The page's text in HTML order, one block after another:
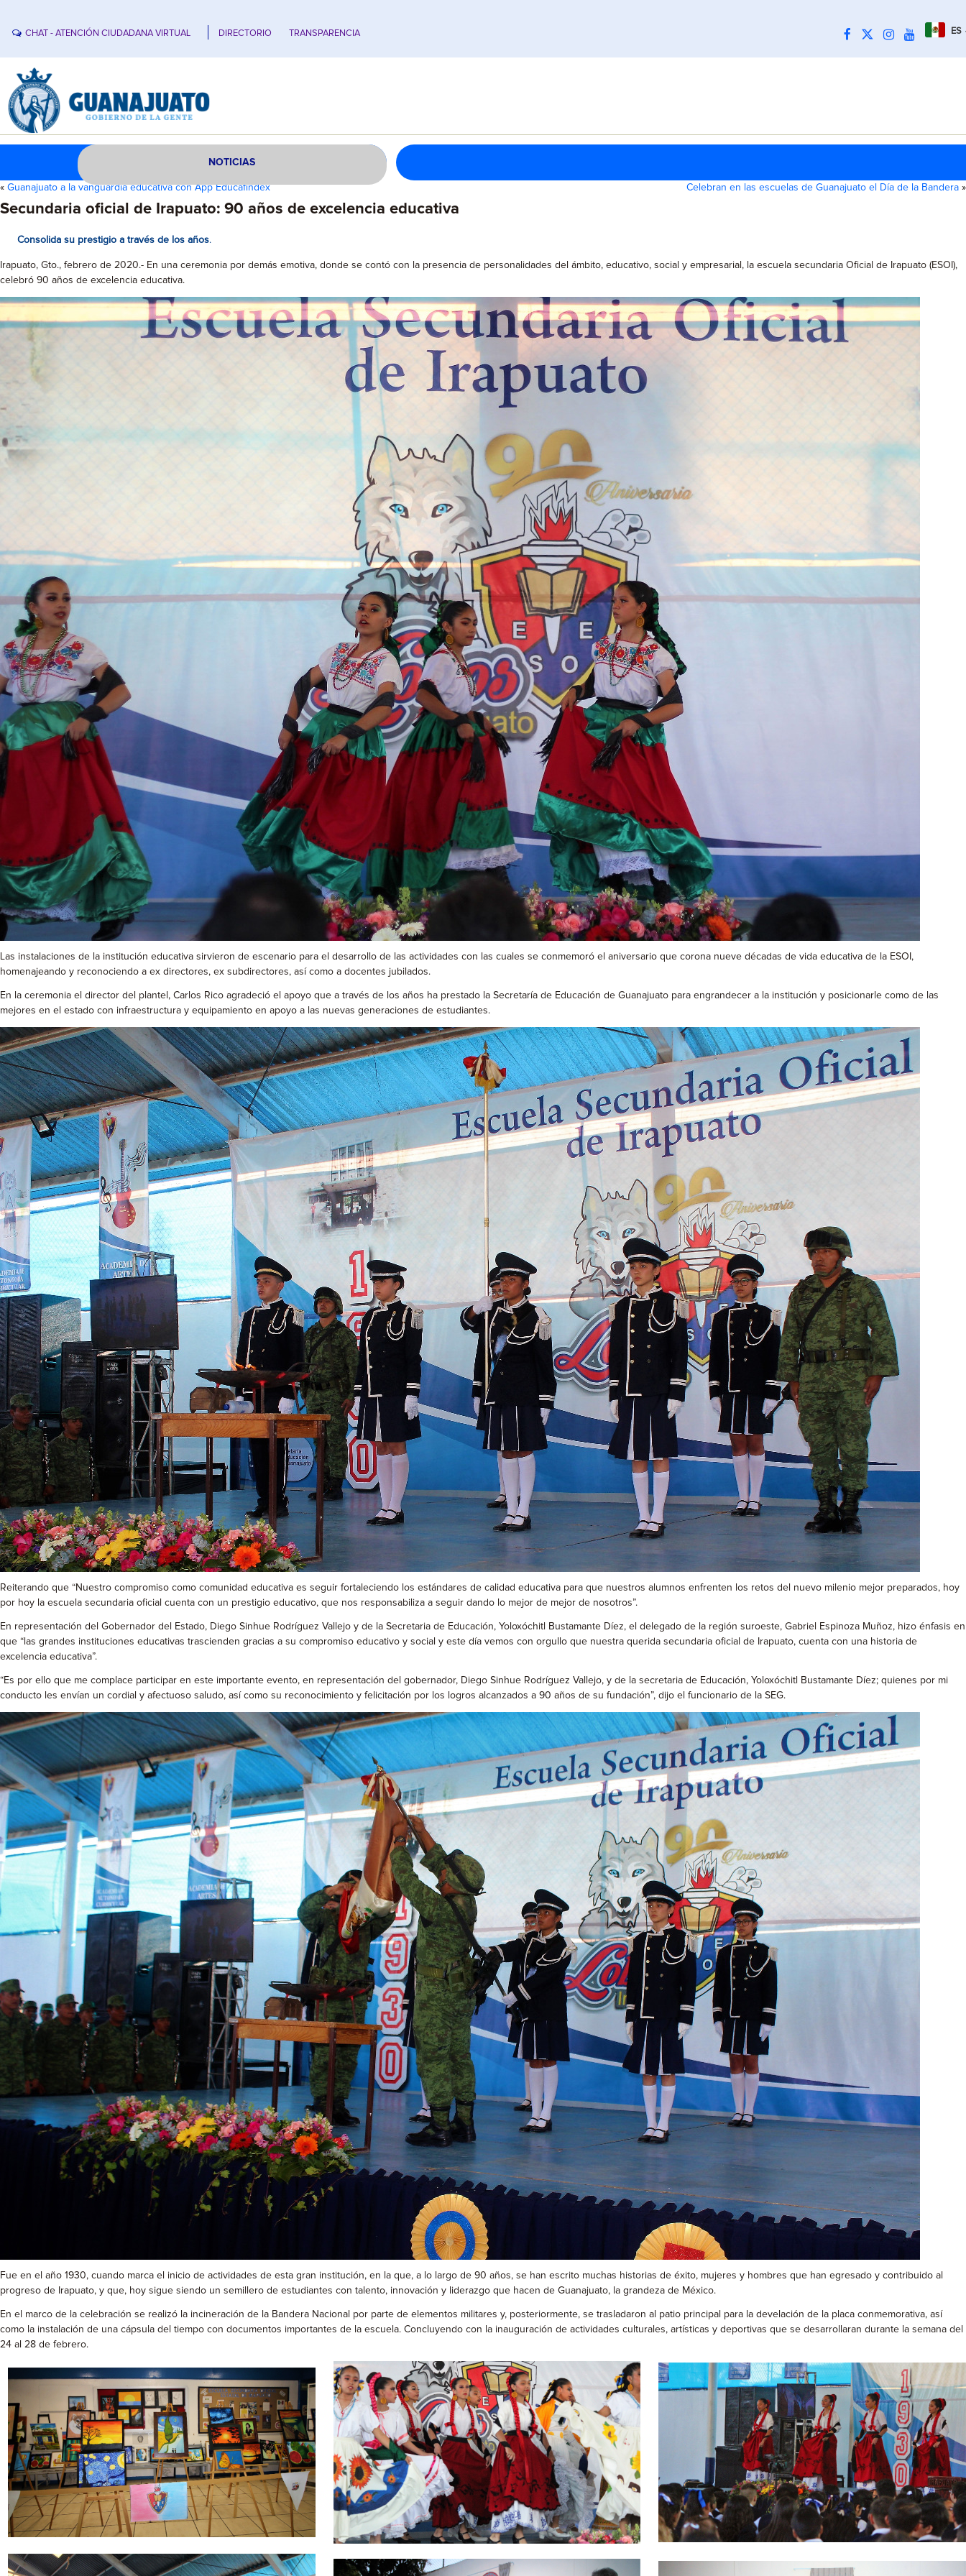
CHAT - ATENCIÓN CIUDADANA VIRTUAL DIRECTORIO TRANSPARENCIA ES
NOTICIAS
« Guanajuato a la vanguardia educativa con App Educafindex Celebran en las escuelas de Guanajuato el Día de la Bandera »
Secundaria oficial de Irapuato: 90 años de excelencia educativa
Consolida su prestigio a través de los años.
Irapuato, Gto., febrero de 2020.- En una ceremonia por demás emotiva, donde se contó con la presencia de personalidades del ámbito, educativo, social y empresarial, la escuela secundaria Oficial de Irapuato (ESOI),
celebró 90 años de excelencia educativa.
Las instalaciones de la institución educativa sirvieron de escenario para el desarrollo de las actividades con las cuales se conmemoró el aniversario que corona nueve décadas de vida educativa de la ESOI,
homenajeando y reconociendo a ex directores, ex subdirectores, así como a docentes jubilados.
En la ceremonia el director del plantel, Carlos Rico agradeció el apoyo que a través de los años ha prestado la Secretaría de Educación de Guanajuato para engrandecer a la institución y posicionarle como de las
mejores en el estado con infraestructura y equipamiento en apoyo a las nuevas generaciones de estudiantes.
Reiterando que “Nuestro compromiso como comunidad educativa es seguir fortaleciendo los estándares de calidad educativa para que nuestros alumnos enfrenten los retos del nuevo milenio mejor preparados, hoy
por hoy la escuela secundaria oficial cuenta con un prestigio educativo, que nos responsabiliza a seguir dando lo mejor de mejor de nosotros”.
En representación del Gobernador del Estado, Diego Sinhue Rodríguez Vallejo y de la Secretaria de Educación, Yoloxóchitl Bustamante Díez, el delegado de la región suroeste, Gabriel Espinoza Muñoz, hizo énfasis en
que “las grandes instituciones educativas trascienden gracias a su compromiso educativo y social y este día vemos con orgullo que nuestra querida secundaria oficial de Irapuato, cuenta con una historia de
excelencia educativa”.
“Es por ello que me complace participar en este importante evento, en representación del gobernador, Diego Sinhue Rodríguez Vallejo, y de la secretaria de Educación, Yoloxóchitl Bustamante Díez; quienes por mi
conducto les envían un cordial y afectuoso saludo, así como su reconocimiento y felicitación por los logros alcanzados a 90 años de su fundación”, dijo el funcionario de la SEG.
Fue en el año 1930, cuando marca el inicio de actividades de esta gran institución, en la que, a lo largo de 90 años, se han escrito muchas historias de éxito, mujeres y hombres que han egresado y contribuido al
progreso de Irapuato, y que, hoy sigue siendo un semillero de estudiantes con talento, innovación y liderazgo que hacen de Guanajuato, la grandeza de México.
En el marco de la celebración se realizó la incineración de la Bandera Nacional por parte de elementos militares y, posteriormente, se trasladaron al patio principal para la develación de la placa conmemorativa, así
como la instalación de una cápsula del tiempo con documentos importantes de la escuela. Concluyendo con la inauguración de actividades culturales, artísticas y deportivas que se desarrollaran durante la semana del
24 al 28 de febrero.